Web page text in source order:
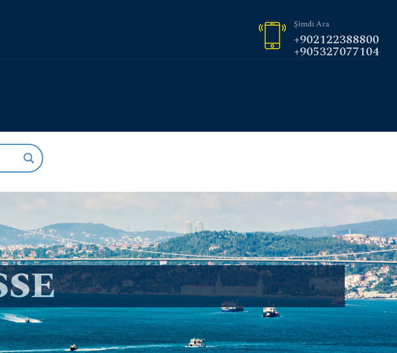
Şimdi Ara
+902122388800
+905327077104
Motoryatlar> HESSE